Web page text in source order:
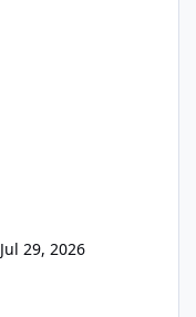
Jul 29, 2026